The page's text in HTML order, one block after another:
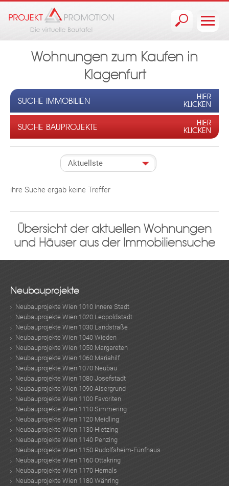
Wohnungen zum Kaufen in
Klagenfurt
SUCHE IMMOBILIEN
HIER
KLICKEN
SUCHE BAUPROJEKTE
HIER
KLICKEN
ihre Suche ergab keine Treffer
Übersicht der aktuellen Wohnungen
und Häuser aus der Immobiliensuche
Neubauprojekte
Neubauprojekte Wien 1010 Innere Stadt
Neubauprojekte Wien 1020 Leopoldstadt
Neubauprojekte Wien 1030 Landstraße
Neubauprojekte Wien 1040 Wieden
Neubauprojekte Wien 1050 Margareten
Neubauprojekte Wien 1060 Mariahilf
Neubauprojekte Wien 1070 Neubau
Neubauprojekte Wien 1080 Josefstadt
Neubauprojekte Wien 1090 Alsergrund
Neubauprojekte Wien 1100 Favoriten
Neubauprojekte Wien 1110 Simmering
Neubauprojekte Wien 1120 Meidling
Neubauprojekte Wien 1130 Hietzing
Neubauprojekte Wien 1140 Penzing
Neubauprojekte Wien 1150 Rudolfsheim-Fünfhaus
Neubauprojekte Wien 1160 Ottakring
Neubauprojekte Wien 1170 Hernals
Neubauprojekte Wien 1180 Währing